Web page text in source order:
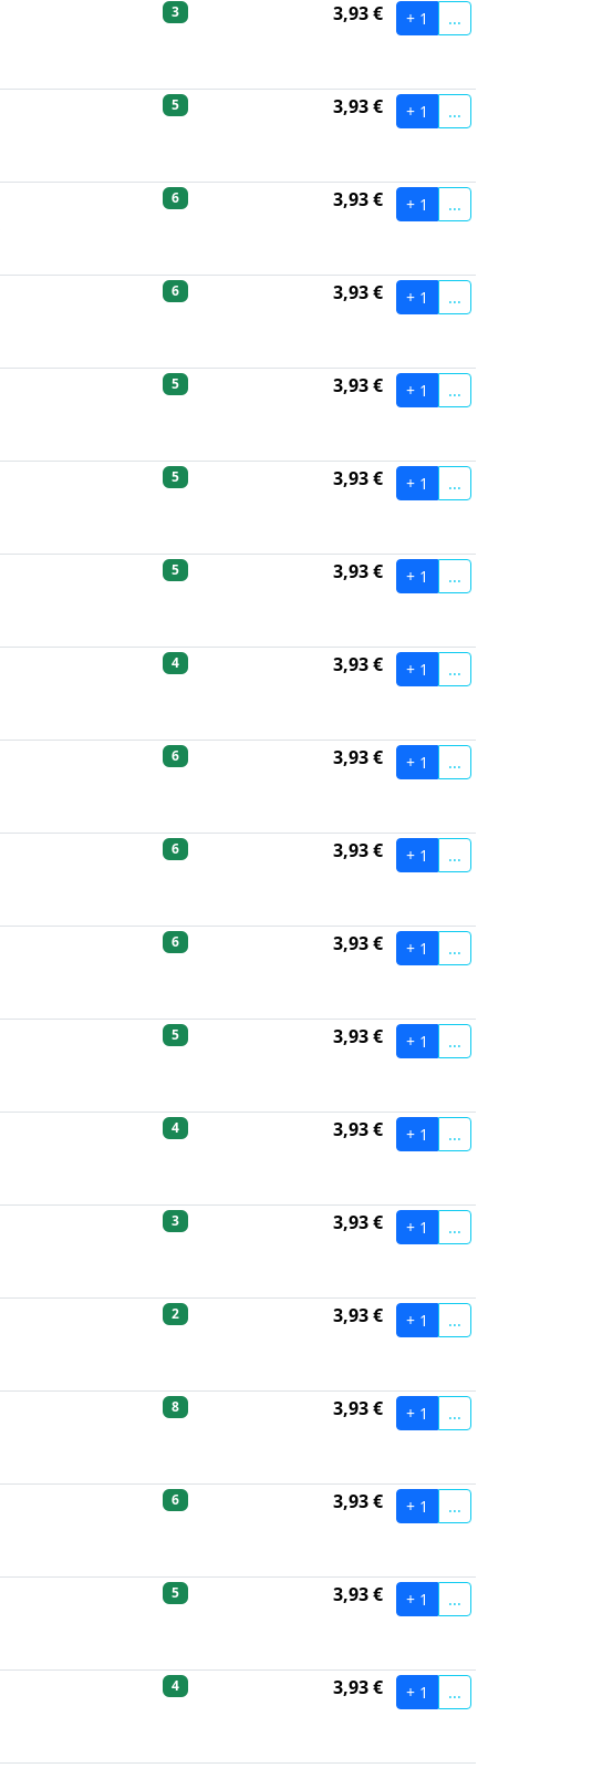
3 3,93 € + 1 ...
5 3,93 € + 1 ...
6 3,93 € + 1 ...
6 3,93 € + 1 ...
5 3,93 € + 1 ...
5 3,93 € + 1 ...
5 3,93 € + 1 ...
4 3,93 € + 1 ...
6 3,93 € + 1 ...
6 3,93 € + 1 ...
6 3,93 € + 1 ...
5 3,93 € + 1 ...
4 3,93 € + 1 ...
3 3,93 € + 1 ...
2 3,93 € + 1 ...
8 3,93 € + 1 ...
6 3,93 € + 1 ...
5 3,93 € + 1 ...
4 3,93 € + 1 ...